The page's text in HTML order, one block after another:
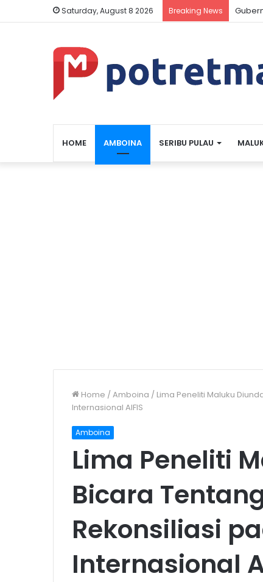
Saturday, August 8 2026 Breaking News
HOME AMBOINA SERIBU PULAU
Home /Amboina / Lima Peneliti Maluku
Internasional AIFIS
Amboina
Lima Peneliti
Bicara
Rekonsiliasi
Internasional